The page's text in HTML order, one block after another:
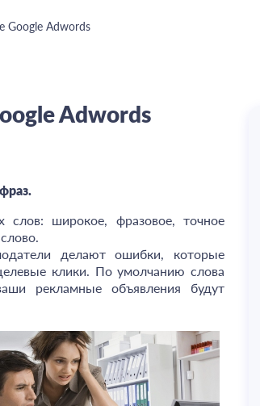
Google Adwords
Adwords
слов: широкое, фразовое, точное
делают ошибки, которые
клики. По умолчанию слова
рекламные объявления будут